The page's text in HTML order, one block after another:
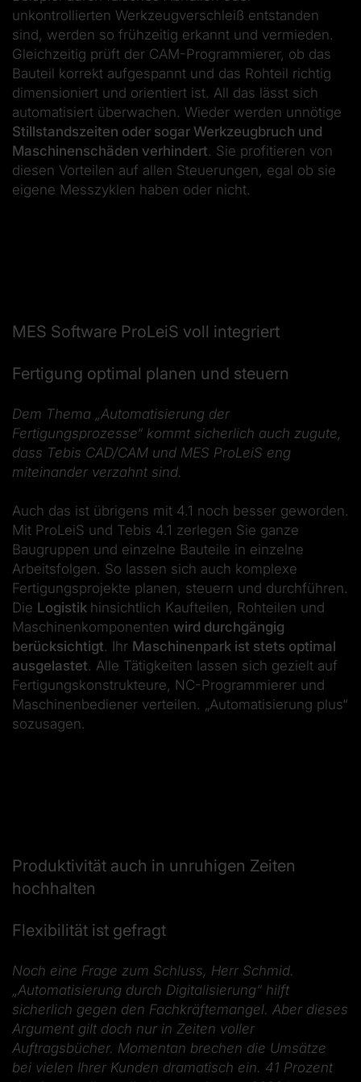
unkontrollierten Werkzeugverschleiß entstanden
sind, werden so frühzeitig erkannt und vermieden.
Gleichzeitig prüft der CAM-Programmierer, ob das
Bauteil korrekt aufgespannt und das Rohteil richtig
dimensioniert und orientiert ist. All das lässt sich
automatisiert überwachen. Wieder werden unnötige
Stillstandszeiten oder sogar Werkzeugbruch und
Maschinenschäden verhindert. Sie profitieren von
diesen Vorteilen auf allen Steuerungen, egal ob sie
eigene Messzyklen haben oder nicht.
MES Software ProLeiS voll integriert
Fertigung optimal planen und steuern
Dem Thema „Automatisierung der
Fertigungsprozesse“ kommt sicherlich auch zugute,
dass Tebis CAD/CAM und MES ProLeiS eng
miteinander verzahnt sind.
Auch das ist übrigens mit 4.1 noch besser geworden.
Mit ProLeiS und Tebis 4.1 zerlegen Sie ganze
Baugruppen und einzelne Bauteile in einzelne
Arbeitsfolgen. So lassen sich auch komplexe
Fertigungsprojekte planen, steuern und durchführen.
Die Logistik hinsichtlich Kaufteilen, Rohteilen und
Maschinenkomponenten wird durchgängig
berücksichtigt. Ihr Maschinenpark ist stets optimal
ausgelastet. Alle Tätigkeiten lassen sich gezielt auf
Fertigungskonstrukteure, NC-Programmierer und
Maschinenbediener verteilen. „Automatisierung plus“
sozusagen.
Produktivität auch in unruhigen Zeiten
hochhalten
Flexibilität ist gefragt
Noch eine Frage zum Schluss, Herr Schmid.
„Automatisierung durch Digitalisierung“ hilft
sicherlich gegen den Fachkräftemangel. Aber dieses
Argument gilt doch nur in Zeiten voller
Auftragsbücher. Momentan brechen die Umsätze
bei vielen Ihrer Kunden dramatisch ein. 41 Prozent